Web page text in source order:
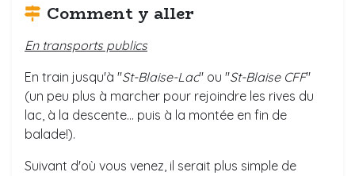
Comment y aller
En transports publics
En train jusqu'à "St-Blaise-Lac" ou "St-Blaise CFF"
(un peu plus à marcher pour rejoindre les rives du
lac, à la descente... puis à la montée en fin de
balade!).
Suivant d'où vous venez, il serait plus simple de